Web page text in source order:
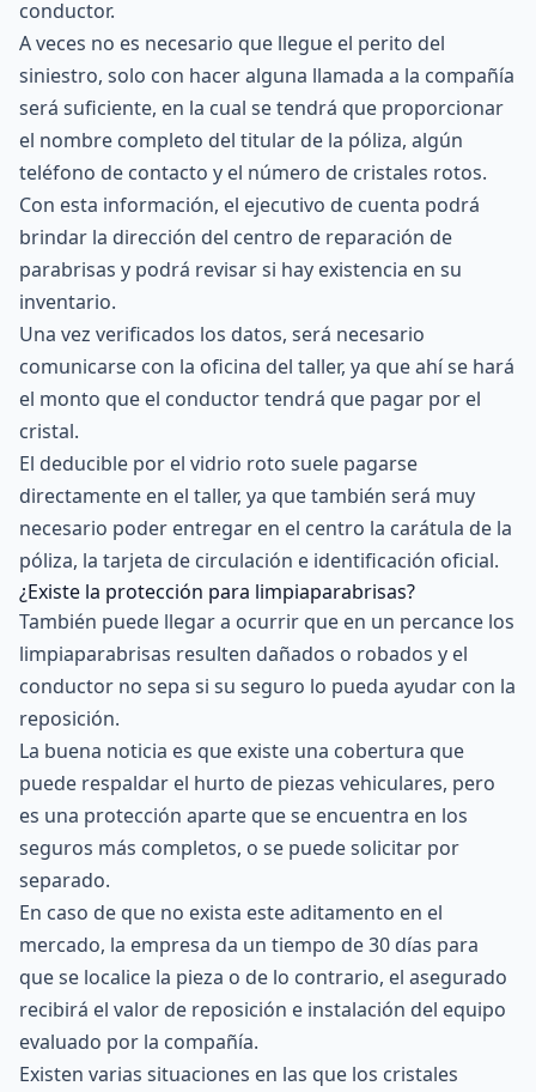
conductor.
A veces no es necesario que llegue el perito del
siniestro, solo con hacer alguna llamada a la compañía
será suficiente, en la cual se tendrá que proporcionar
el nombre completo del titular de la póliza, algún
teléfono de contacto y el número de cristales rotos.
Con esta información, el ejecutivo de cuenta podrá
brindar la dirección del centro de reparación de
parabrisas y podrá revisar si hay existencia en su
inventario.
Una vez verificados los datos, será necesario
comunicarse con la oficina del taller, ya que ahí se hará
el monto que el conductor tendrá que pagar por el
cristal.
El deducible por el vidrio roto suele pagarse
directamente en el taller, ya que también será muy
necesario poder entregar en el centro la carátula de la
póliza, la tarjeta de circulación e identificación oficial.
¿Existe la protección para limpiaparabrisas?
También puede llegar a ocurrir que en un percance los
limpiaparabrisas resulten dañados o robados y el
conductor no sepa si su seguro lo pueda ayudar con la
reposición.
La buena noticia es que existe una cobertura que
puede respaldar el hurto de piezas vehiculares, pero
es una protección aparte que se encuentra en los
seguros más completos, o se puede solicitar por
separado.
En caso de que no exista este aditamento en el
mercado, la empresa da un tiempo de 30 días para
que se localice la pieza o de lo contrario, el asegurado
recibirá el valor de reposición e instalación del equipo
evaluado por la compañía.
Existen varias situaciones en las que los cristales